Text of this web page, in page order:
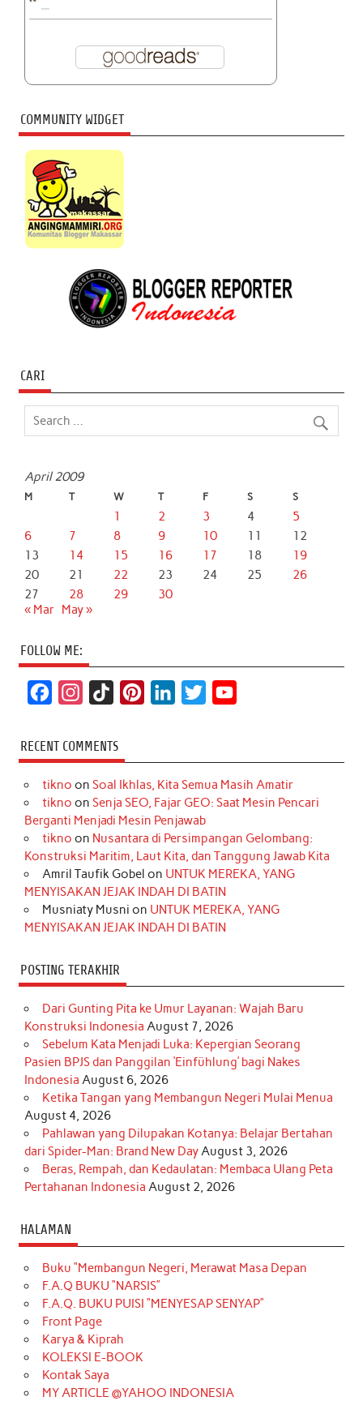
COMMUNITY WIDGET
CARI
April 2009
M T W T F S S
1 2 3 4
5
6
7 8 9 10 11
12
13
14 15 16 17 18
19
20
21 22 23 24 25
26
27
28 29
30
« Mar
May »
FOLLOW ME:
c
e
b
o
k
s
t
a
r
a
m
k
T
o
k
t
e
r
e
s
t
k
e
d
I
n
t
t
r
T
u
e
RECENT COMMENTS
tikno on Soal Ikhlas, Kita Semua Masih Amatir
tikno on Senja SEO, Fajar GEO: Saat Mesin Pencari
Berganti Menjadi Mesin Penjawab
tikno on Nusantara di Persimpangan Gelombang:
Konstruksi Maritim, Laut Kita, dan Tanggung Jawab Kita
Amril Taufik Gobel on UNTUK MEREKA, YANG
MENYISAKAN JEJAK INDAH DI BATIN
Musniaty Musni on UNTUK MEREKA, YANG
MENYISAKAN JEJAK INDAH DI BATIN
POSTING TERAKHIR
Dari Gunting Pita ke Umur Layanan: Wajah Baru
Konstruksi Indonesia August 7, 2026
Sebelum Kata Menjadi Luka: Kepergian Seorang
Pasien BPJS dan Panggilan ‘Einfühlung’ bagi Nakes
Indonesia August 6, 2026
Ketika Tangan yang Membangun Negeri Mulai Menua
August 4, 2026
Pahlawan yang Dilupakan Kotanya: Belajar Bertahan
dari Spider-Man: Brand New DayAugust 3, 2026
Beras, Rempah, dan Kedaulatan: Membaca Ulang Peta
Pertahanan Indonesia August 2, 2026
HALAMAN
Buku “Membangun Negeri, Merawat Masa Depan
F.A.Q BUKU “NARSIS”
F.A.Q. BUKU PUISI “MENYESAP SENYAP”
Front Page
Karya & Kiprah
KOLEKSI E-BOOK
Kontak Saya
MY ARTICLE @YAHOO INDONESIA